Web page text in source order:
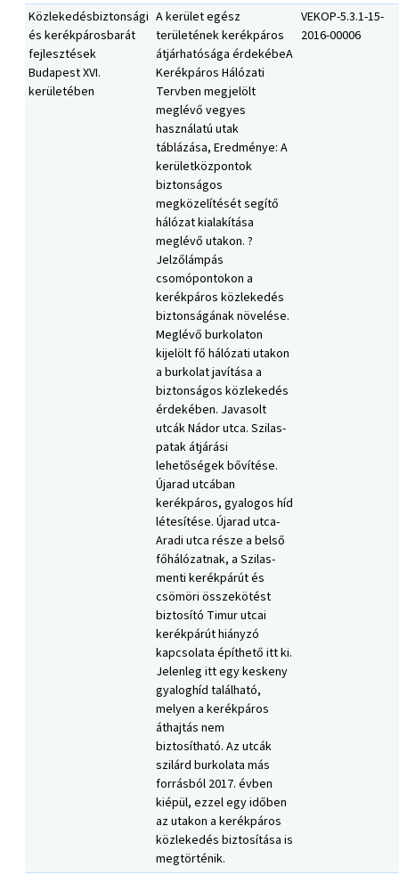
Közlekedésbiztonsági
és kerékpárosbarát
fejlesztések
Budapest XVI.
kerületében
A kerület egész
területének kerékpáros
átjárhatósága érdekébeA
Kerékpáros Hálózati
Tervben megjelölt
meglévő vegyes
használatú utak
táblázása, Eredménye: A
kerületközpontok
biztonságos
megközelítését segítő
hálózat kialakítása
meglévő utakon. ?
Jelzőlámpás
csomópontokon a
kerékpáros közlekedés
biztonságának növelése.
Meglévő burkolaton
kijelölt fő hálózati utakon
a burkolat javítása a
biztonságos közlekedés
érdekében. Javasolt
utcák Nádor utca. Szilas-
patak átjárási
lehetőségek bővítése.
Újarad utcában
kerékpáros, gyalogos híd
létesítése. Újarad utca-
Aradi utca része a belső
főhálózatnak, a Szilas-
menti kerékpárút és
csömöri összekötést
biztosító Timur utcai
kerékpárút hiányzó
kapcsolata építhető itt ki.
Jelenleg itt egy keskeny
gyaloghíd található,
melyen a kerékpáros
áthajtás nem
biztosítható. Az utcák
szilárd burkolata más
forrásból 2017. évben
kiépül, ezzel egy időben
az utakon a kerékpáros
közlekedés biztosítása is
megtörténik.
VEKOP-5.3.1-15-
2016-00006